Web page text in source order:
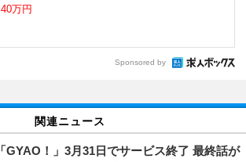
万円
Sponsored by
関連ニュース
GYAO！」3月31日でサービス終了 最終話が